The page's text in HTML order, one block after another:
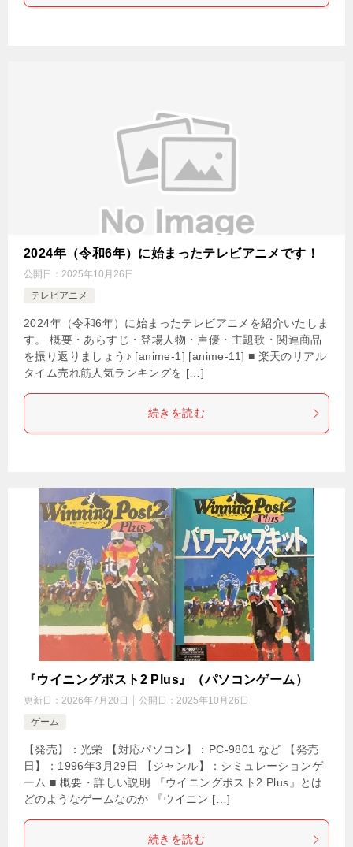
2024年（令和6年）に始まったテレビアニメです！
公開日： 2025年10月26日
テレビアニメ
2024年（令和6年）に始まったテレビアニメを紹介いたしま
す。 概要・あらすじ・登場人物・声優・主題歌・関連商品
を振り返りましょう♪ [anime-1] [anime-11] ■ 楽天のリアル
タイム売れ筋人気ランキングを […]
続きを読む
『ウイニングポスト2 Plus』（パソコンゲーム）
更新日： 2026年7月20日 公開日： 2025年10月26日
ゲーム
【発売】：光栄 【対応パソコン】：PC-9801 など 【発売
日】：1996年3月29日 【ジャンル】：シミュレーションゲ
ーム ■ 概要・詳しい説明 『ウイニングポスト2 Plus』とは
どのようなゲームなのか 『ウイニン […]
続きを読む